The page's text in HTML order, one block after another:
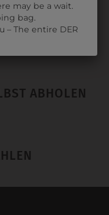
ABHOLEN
may be a wait.
bag.
– The entire DER